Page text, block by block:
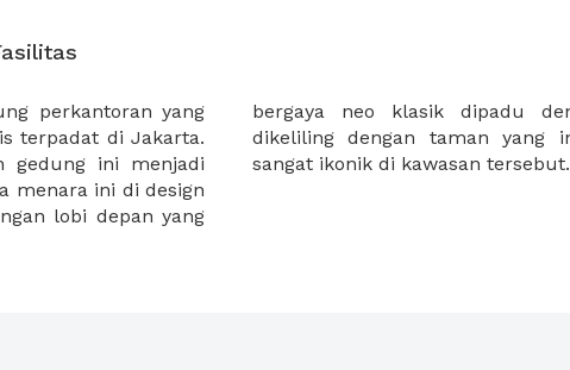
perkantoran yang
terpadat di Jakarta.
gedung ini menjadi
menara ini di design
lobi depan yang
tower gagah dan
gedung ini
sangat ikonik di kawasan tersebut.